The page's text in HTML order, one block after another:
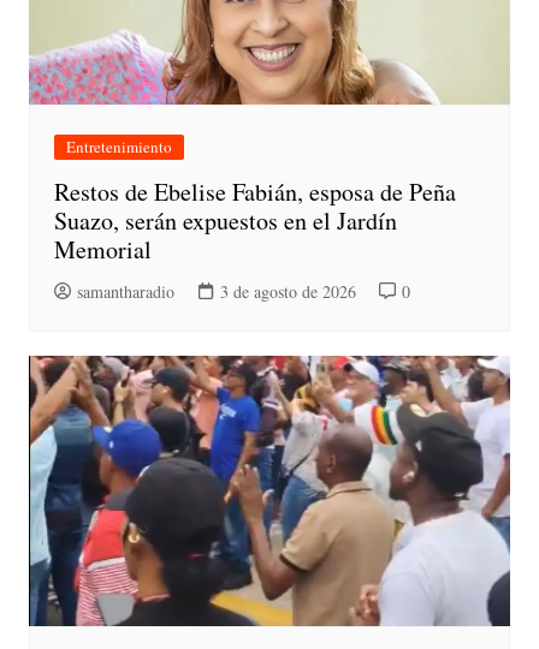
Entretenimiento
Restos de Ebelise Fabián, esposa de Peña
Suazo, serán expuestos en el Jardín
Memorial
samantharadio 3 de agosto de 2026 0